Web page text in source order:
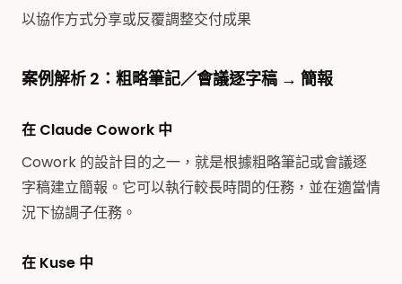
以協作方式分享或反覆調整交付成果
案例解析 2：粗略筆記／會議逐字稿 → 簡報
在 Claude Cowork 中
Cowork 的設計目的之一，就是根據粗略筆記或會議逐
字稿建立簡報。它可以執行較長時間的任務，並在適當情
況下協調子任務。
在 Kuse 中